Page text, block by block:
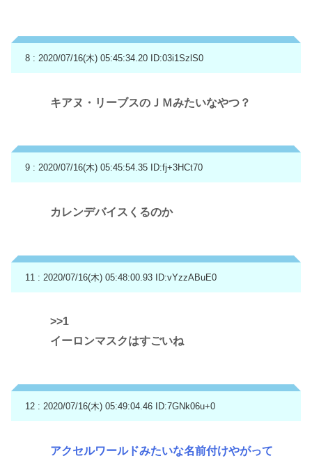
8 : 2020/07/16(木) 05:45:34.20 ID:03i1SzlS0
キアヌ・リーブスのＪＭみたいなやつ？
9 : 2020/07/16(木) 05:45:54.35 ID:fj+3HCt70
カレンデバイスくるのか
11 : 2020/07/16(木) 05:48:00.93 ID:vYzzABuE0
>>1
イーロンマスクはすごいね
12 : 2020/07/16(木) 05:49:04.46 ID:7GNk06u+0
アクセルワールドみたいな名前付けやがって